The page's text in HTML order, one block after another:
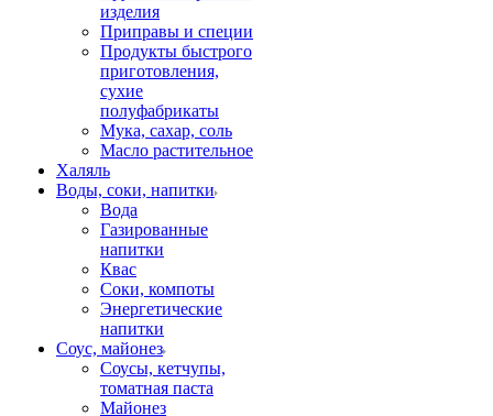
изделия
Приправы и специи
Продукты быстрого
приготовления,
сухие
полуфабрикаты
Мука, сахар, соль
Масло растительное
Халяль
Воды, соки, напитки
Вода
Газированные
напитки
Квас
Соки, компоты
Энергетические
напитки
Соус, майонез
Соусы, кетчупы,
томатная паста
Майонез